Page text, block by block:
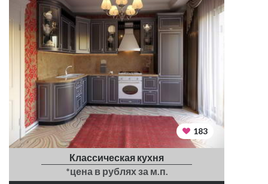
183
Классическая кухня
*цена в рублях за м.п.